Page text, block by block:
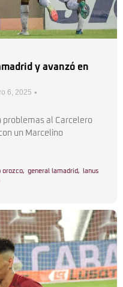
y avanzó en
6, 2025 •
problemas al Carcelero
un Marcelino
orozco, general lamadrid,
lanus